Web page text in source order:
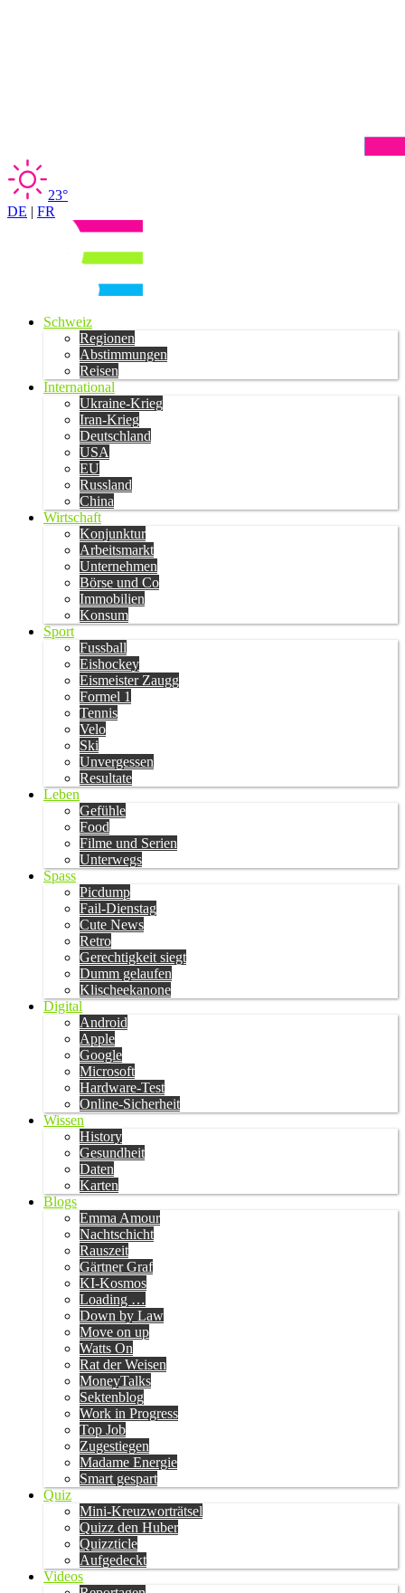
23°
DE | FR
Schweiz
Regionen
Abstimmungen
Reisen
International
Ukraine-Krieg
Iran-Krieg
Deutschland
USA
EU
Russland
China
Wirtschaft
Konjunktur
Arbeitsmarkt
Unternehmen
Börse und Co
Immobilien
Konsum
Sport
Fussball
Eishockey
Eismeister Zaugg
Formel 1
Tennis
Velo
Ski
Unvergessen
Resultate
Leben
Gefühle
Food
Filme und Serien
Unterwegs
Spass
Picdump
Fail-Dienstag
Cute News
Retro
Gerechtigkeit siegt
Dumm gelaufen
Klischeekanone
Digital
Android
Apple
Google
Microsoft
Hardware-Test
Online-Sicherheit
Wissen
History
Gesundheit
Daten
Karten
Blogs
Emma Amour
Nachtschicht
Rauszeit
Gärtner Graf
KI-Kosmos
Loading …
Down by Law
Move on up
Watts On
Rat der Weisen
MoneyTalks
Sektenblog
Work in Progress
Top Job
Zugestiegen
Madame Energie
Smart gespart
Quiz
Mini-Kreuzworträtsel
Quizz den Huber
Quizzticle
Aufgedeckt
Videos